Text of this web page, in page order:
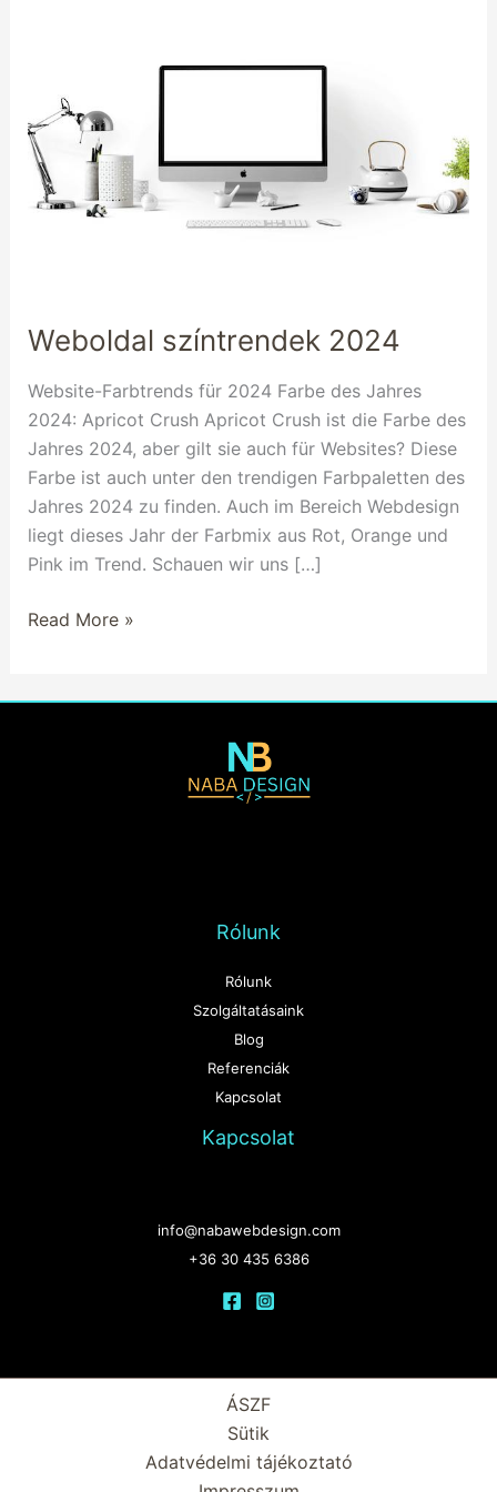
Weboldal színtrendek 2024
Website-Farbtrends für 2024 Farbe des Jahres
2024: Apricot Crush Apricot Crush ist die Farbe des
Jahres 2024, aber gilt sie auch für Websites? Diese
Farbe ist auch unter den trendigen Farbpaletten des
Jahres 2024 zu finden. Auch im Bereich Webdesign
liegt dieses Jahr der Farbmix aus Rot, Orange und
Pink im Trend. Schauen wir uns […]
Read More »
Rólunk
Rólunk
Szolgáltatásaink
Blog
Referenciák
Kapcsolat
Kapcsolat
info@nabawebdesign.com
+36 30 435 6386
ÁSZF
Sütik
Adatvédelmi tájékoztató